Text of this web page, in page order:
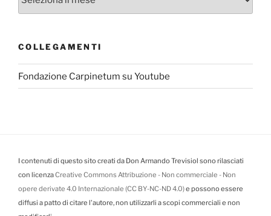
COLLEGAMENTI
Fondazione Carpinetum su Youtube
I contenuti di questo sito creati da Don Armando Trevisiol sono rilasciati
con licenzaCreative Commons Attribuzione - Non commerciale - Non
opere derivate 4.0 Internazionale (CC BY-NC-ND 4.0)e possono essere
diffusi a patto di citare l'autore, non utilizzarli a scopi commerciali e non